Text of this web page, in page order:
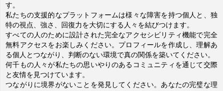
す。
私たちの支援的なプラットフォームは様々な障害を持つ個人と、独
特の視点、強さ、回復力を大切にする人々を結びつけます。
すべての人のために設計された完全なアクセシビリティ機能で完全
無料アクセスをお楽しみください。プロフィールを作成し、理解あ
る個人とつながり、判断のない環境で真の関係を築いてください。
何千もの人々が私たちの思いやりのあるコミュニティを通じて交際
と友情を見つけています。
つながりに境界がないことを発見してください。あなたの完璧な理